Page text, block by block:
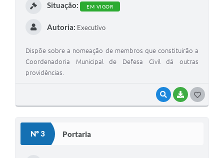
VISUALIZAR
BAIXAR
Situação: EM VIGOR
Autoria: Executivo
Dispõe sobre a nomeação de membros que constituirão a
Coordenadoria Municipal de Defesa Civil dá outras
providências.
Nº 3 Portaria